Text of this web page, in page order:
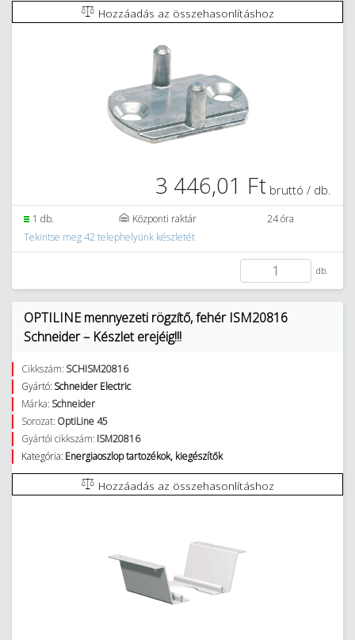
Hozzáadás az összehasonlításhoz
3 446,01 Ft bruttó / db.
1 db. Központi raktár
24 óra
Tekintse meg 42 telephelyünk készletét
db.
OPTILINE mennyezeti rögzítő, fehér ISM20816
Schneider – Készlet erejéig!!!
Cikkszám: SCHISM20816
Gyártó: Schneider Electric
Márka: Schneider
Sorozat: OptiLine 45
Gyártói cikkszám: ISM20816
Kategória: Energiaoszlop tartozékok, kiegészítők
Hozzáadás az összehasonlításhoz